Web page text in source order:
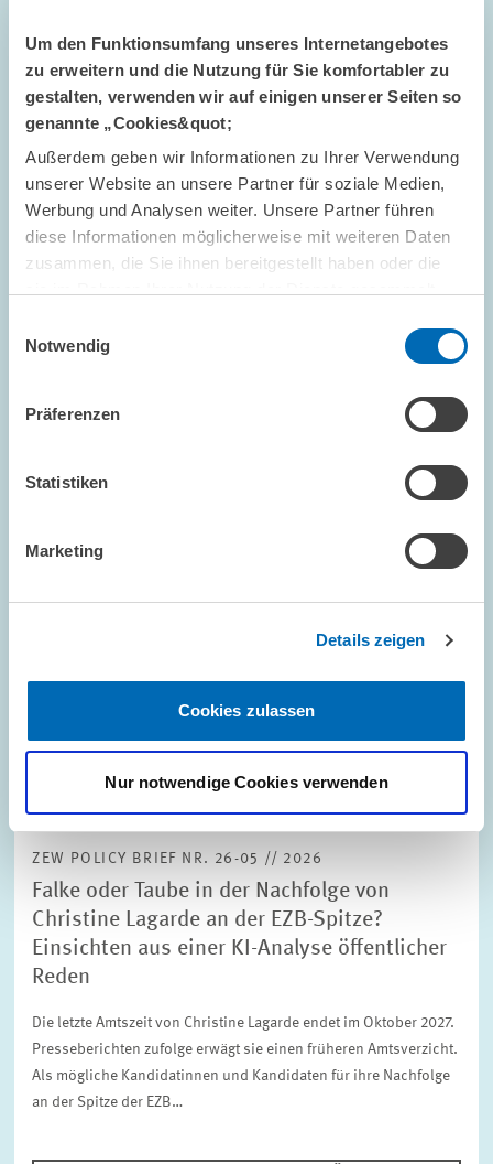
Um den Funktionsumfang unseres Internetangebotes
zu erweitern und die Nutzung für Sie komfortabler zu
gestalten, verwenden wir auf einigen unserer Seiten so
genannte „Cookies&quot;
Außerdem geben wir Informationen zu Ihrer Verwendung
unserer Website an unsere Partner für soziale Medien,
Werbung und Analysen weiter. Unsere Partner führen
diese Informationen möglicherweise mit weiteren Daten
zusammen, die Sie ihnen bereitgestellt haben oder die
Notwendig
Präferenzen
Statistiken
Marketing
Details zeigen
Cookies zulassen
Nur notwendige Cookies verwenden
ZEW POLICY BRIEF NR. 26-07 // 2026
Private Hochschulcampi stärken die lokale
Wirtschaft – insbesondere in weniger
städtischen Regionen
Die regionale Wirtschaftsentwicklung bleibt in Deutschland eine
zentrale politische Herausforderung. Hochschulen werden
ZEW POLICY BRIEF NR. 26-06 // 2026
Energiewende gelingen kann
Die Energiewende tritt in eine Phase, in der Verbraucher/innen
in deren Entscheidungen hineinwirkt. Aus ökonomischer Sicht
gilt die Bepreisung von…
UMWELT- UND KLIMAÖKONOMIK
ZEW POLICY BRIEF NR. 26-05 // 2026
Falke oder Taube in der Nachfolge von
Christine Lagarde an der EZB-Spitze?
Einsichten aus einer KI-Analyse öffentlicher
Reden
Die letzte Amtszeit von Christine Lagarde endet im Oktober 2027.
Presseberichten zufolge erwägt sie einen früheren Amtsverzicht.
Als mögliche Kandidatinnen und Kandidaten für ihre Nachfolge
an der Spitze der EZB…